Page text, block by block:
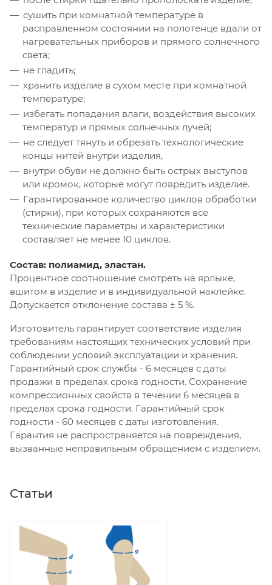
сушить при комнатной температуре в
расправленном состоянии на полотенце вдали от
нагревательных приборов и прямого солнечного
света;
не гладить;
хранить изделие в сухом месте при комнатной
температуре;
избегать попадания влаги, воздействия высоких
температур и прямых солнечных лучей;
не следует тянуть и обрезать технологические
концы нитей внутри изделия,
внутри обуви не должно быть острых выступов
или кромок, которые могут повредить изделие.
Гарантированное количество циклов обработки
(стирки), при которых сохраняются все
технические параметры и характеристики
составляет не менее 10 циклов.
Состав: полиамид, эластан.
Процентное соотношение смотреть на ярлыке,
вшитом в изделие и в индивидуальной наклейке.
Допускается отклонение состава ± 5 %.
Изготовитель гарантирует соответствие изделия
требованиям настоящих технических условий при
соблюдении условий эксплуатации и хранения.
Гарантийный срок службы - 6 месяцев с даты
продажи в пределах срока годности. Сохранение
компрессионных свойств в течении 6 месяцев в
пределах срока годности. Гарантийный срок
годности - 60 месяцев с даты изготовления.
Гарантия не распространяется на повреждения,
вызванные неправильным обращением с изделием.
Статьи